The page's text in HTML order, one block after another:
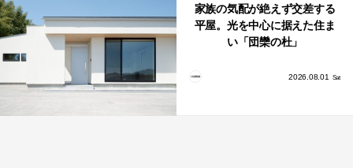
家族の気配が絶えず交差する
平屋。光を中心に据えた住ま
い「団欒の杜」
2026.08.01 Sat